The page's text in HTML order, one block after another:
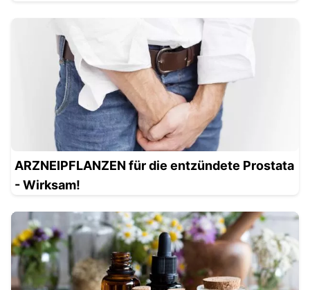
ARZNEIPFLANZEN für die entzündete Prostata
- Wirksam!